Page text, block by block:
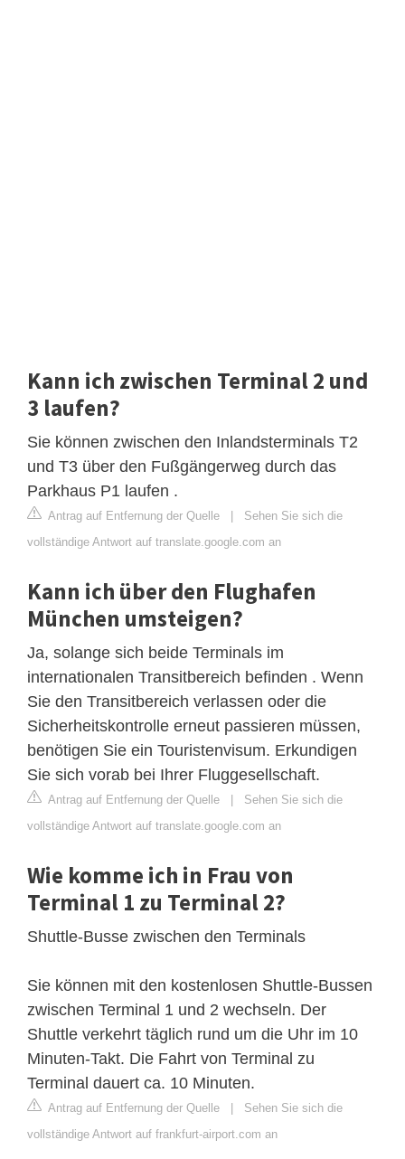
Kann ich zwischen Terminal 2 und
3 laufen?
Sie können zwischen den Inlandsterminals T2
und T3 über den Fußgängerweg durch das
Parkhaus P1 laufen .
Antrag auf Entfernung der Quelle | Sehen Sie sich die
vollständige Antwort auf translate.google.com an
Kann ich über den Flughafen
München umsteigen?
Ja, solange sich beide Terminals im
internationalen Transitbereich befinden . Wenn
Sie den Transitbereich verlassen oder die
Sicherheitskontrolle erneut passieren müssen,
benötigen Sie ein Touristenvisum. Erkundigen
Sie sich vorab bei Ihrer Fluggesellschaft.
Antrag auf Entfernung der Quelle | Sehen Sie sich die
vollständige Antwort auf translate.google.com an
Wie komme ich in Frau von
Terminal 1 zu Terminal 2?
Shuttle-Busse zwischen den Terminals
Sie können mit den kostenlosen Shuttle-Bussen
zwischen Terminal 1 und 2 wechseln. Der
Shuttle verkehrt täglich rund um die Uhr im 10
Minuten-Takt. Die Fahrt von Terminal zu
Terminal dauert ca. 10 Minuten.
Antrag auf Entfernung der Quelle | Sehen Sie sich die
vollständige Antwort auf frankfurt-airport.com an